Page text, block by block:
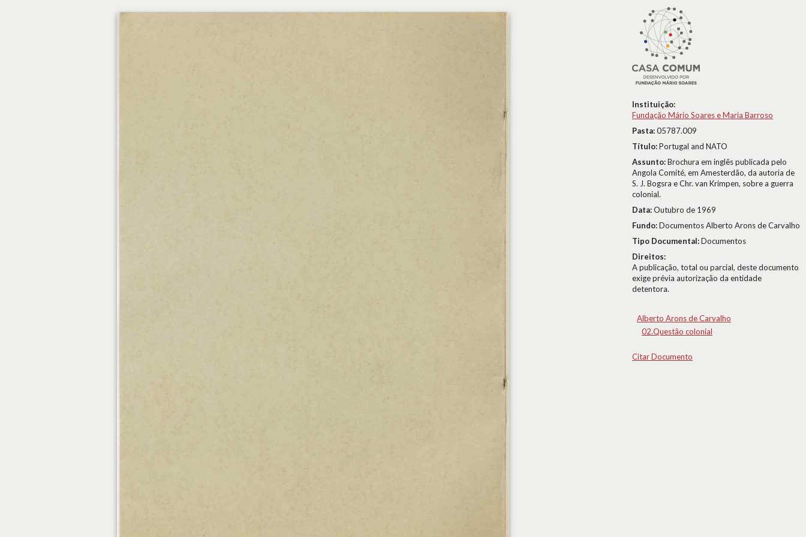
Instituição:
Fundação Mário Soares e Maria Barroso
Pasta:05787.009
Título:Portugal and NATO
Assunto:Brochura em inglês publicada pelo
Angola Comité, em Amesterdão, da autoria de
S. J. Bogsra e Chr. van Krimpen, sobre a guerra
colonial.
Data:Outubro de 1969
Fundo:Documentos Alberto Arons de Carvalho
Tipo Documental:Documentos
Direitos:
A publicação, total ou parcial, deste documento
exige prévia autorização da entidade
detentora.
Alberto Arons de Carvalho
02.Questão colonial
Citar Documento